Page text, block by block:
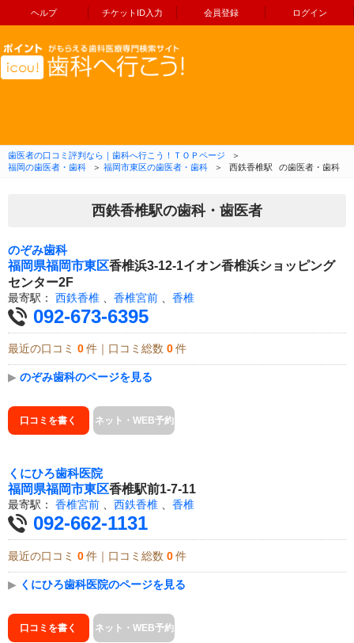
ヘルプ チケットID入力 会員登録 ログイン
コンテンツへ移動
歯医者の口コミ評判なら｜歯科へ行こう！ＴＯＰページ
＞
福岡の歯医者・歯科
＞ 福岡市東区の歯医者・歯科 ＞ 西鉄香椎駅 の歯医者・歯科
西鉄香椎駅の歯科・歯医者
のぞみ歯科
福岡県福岡市東区香椎浜3-12-1イオン香椎浜ショッピング
センター2F
最寄駅： 西鉄香椎 香椎宮前 香椎
092-673-6395
最近の口コミ 0 件｜口コミ総数 0 件
▶ のぞみ歯科のページを見る
口コミを書く ネット・WEB予約
くにひろ歯科医院
福岡県福岡市東区香椎駅前1-7-11
最寄駅： 香椎宮前 、 西鉄香椎 、 香椎
092-662-1131
最近の口コミ 0 件｜口コミ総数 0 件
▶ くにひろ歯科医院のページを見る
口コミを書く ネット・WEB予約